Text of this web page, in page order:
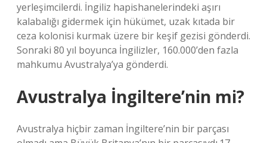
yerleşimcilerdi. İngiliz hapishanelerindeki aşırı
kalabalığı gidermek için hükümet, uzak kıtada bir
ceza kolonisi kurmak üzere bir keşif gezisi gönderdi.
Sonraki 80 yıl boyunca İngilizler, 160.000’den fazla
mahkumu Avustralya’ya gönderdi.
Avustralya İngiltere’nin mi?
Avustralya hiçbir zaman İngiltere’nin bir parçası